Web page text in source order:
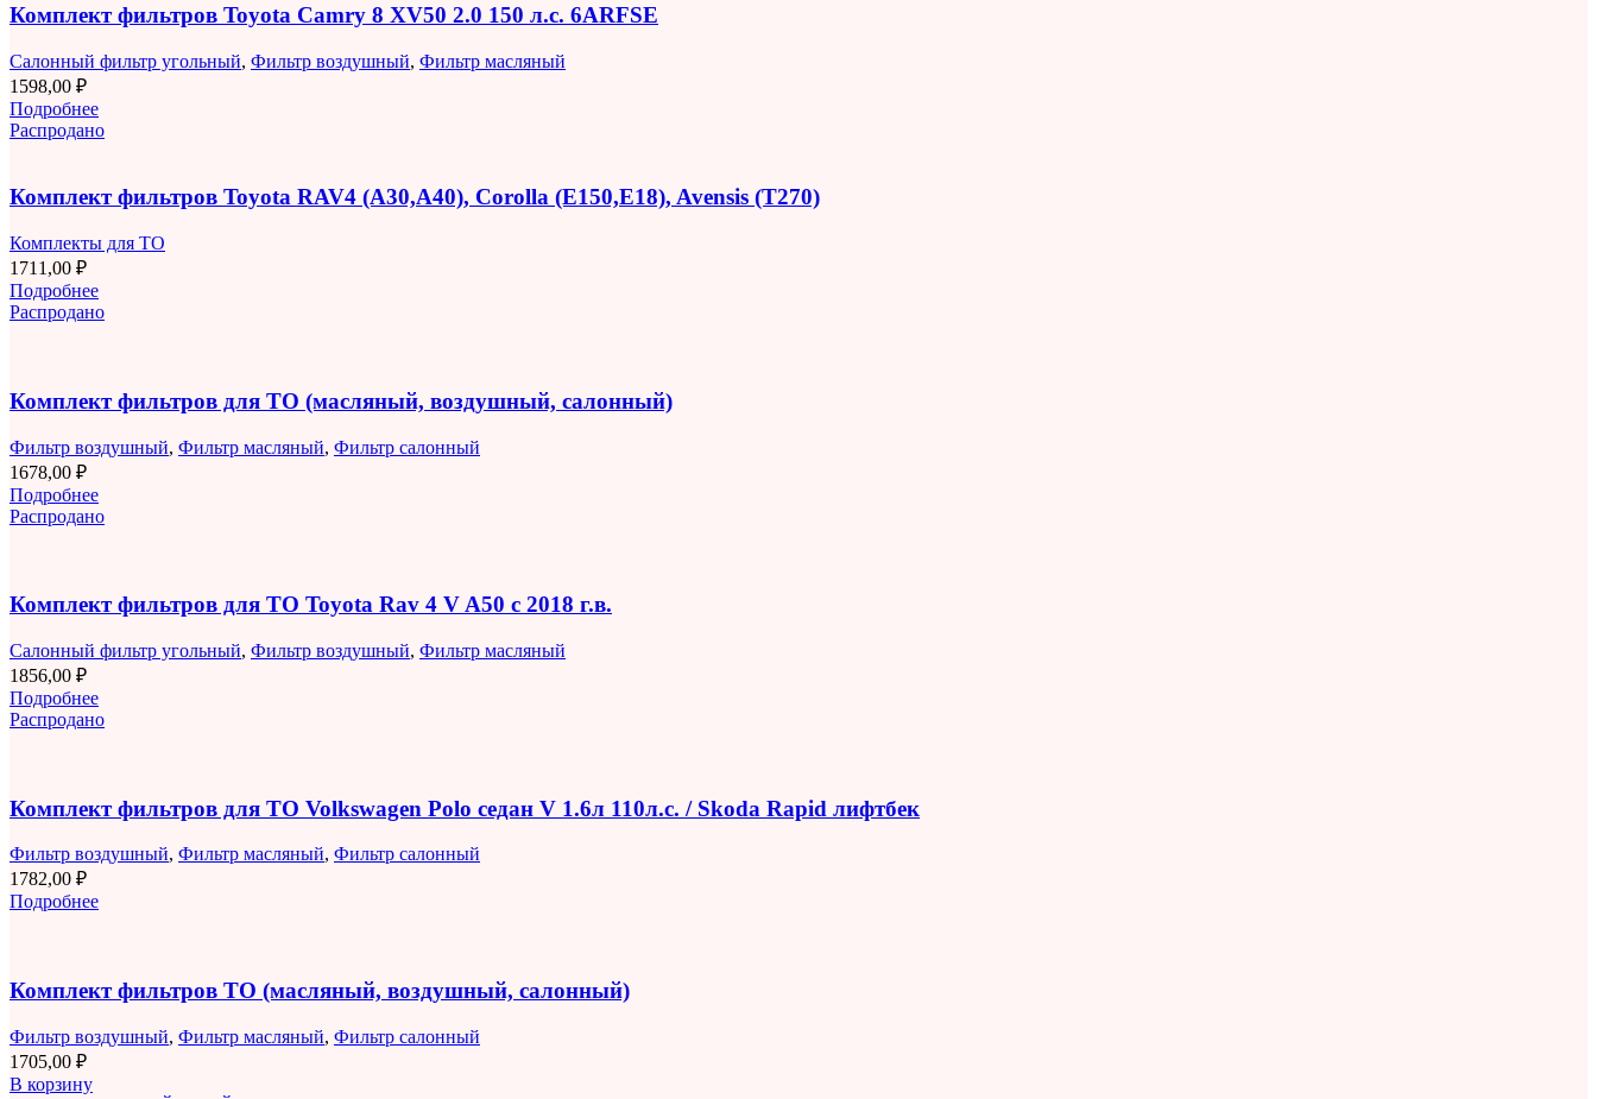
Комплект фильтров Toyota Camry 8 XV50 2.0 150 л.с. 6ARFSE
Салонный фильтр угольный, Фильтр воздушный, Фильтр масляный
1598,00 ₽
Подробнее
Распродано
Комплект фильтров Toyota RAV4 (A30,A40), Corolla (E150,E18), Avensis (T270)
Комплекты для ТО
1711,00 ₽
Подробнее
Распродано
Комплект фильтров для ТО (масляный, воздушный, салонный)
Фильтр воздушный, Фильтр масляный, Фильтр салонный
1678,00 ₽
Подробнее
Распродано
Комплект фильтров для ТО Toyota Rav 4 V A50 с 2018 г.в.
Салонный фильтр угольный, Фильтр воздушный, Фильтр масляный
1856,00 ₽
Подробнее
Распродано
Комплект фильтров для ТО Volkswagen Polo седан V 1.6л 110л.с. / Skoda Rapid лифтбек
Фильтр воздушный, Фильтр масляный, Фильтр салонный
1782,00 ₽
Подробнее
Комплект фильтров ТО (масляный, воздушный, салонный)
Фильтр воздушный, Фильтр масляный, Фильтр салонный
1705,00 ₽
В корзину